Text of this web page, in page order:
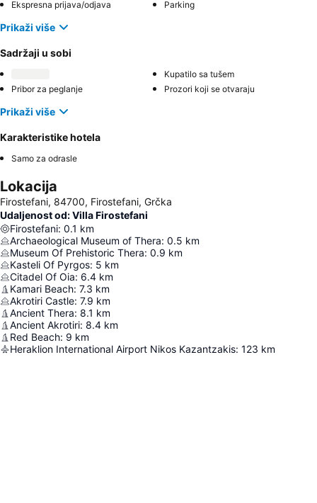
Ekspresna prijava/odjava
Parking
Prikaži više
Sadržaji u sobi
Kupatilo sa tušem
Pribor za peglanje
Prozori koji se otvaraju
Prikaži više
Karakteristike hotela
Samo za odrasle
Lokacija
Firostefani, 84700, Firostefani, Grčka
Udaljenost od: Villa Firostefani
Firostefani: 0.1 km
Archaeological Museum of Thera: 0.5 km
Museum Of Prehistoric Thera: 0.9 km
Kasteli Of Pyrgos: 5 km
Citadel Of Oia: 6.4 km
Kamari Beach: 7.3 km
Akrotiri Castle: 7.9 km
Ancient Thera: 8.1 km
Ancient Akrotiri: 8.4 km
Red Beach: 9 km
Heraklion International Airport Nikos Kazantzakis: 123 km